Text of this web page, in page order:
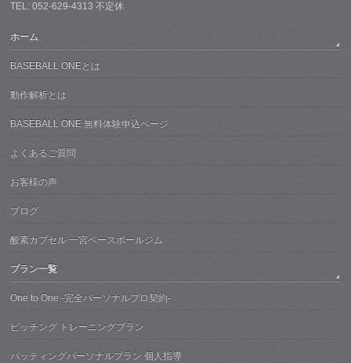
TEL: 052-629-4313 不定休
ホーム
BASEBALL ONEとは
動作解析とは
BASEBALL ONE 無料体験申込ページ
よくあるご質問
お客様の声
ブログ
酸素カプセル 一宮ベースボールジム
プラン一覧
One to One -完全パーソナルプロ契約-
ピッチング トレーニングプラン
バッティングパーソナルプラン 個人指導